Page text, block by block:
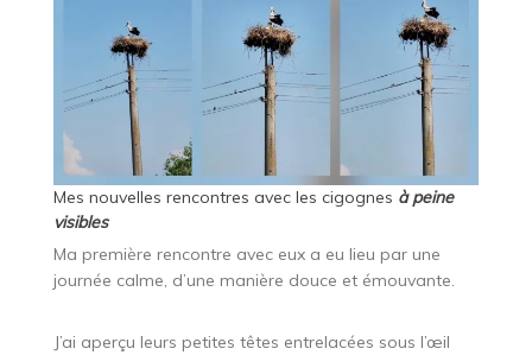
Mes nouvelles rencontres avec les cigognes à peine
visibles
Ma première rencontre avec eux a eu lieu par une
journée calme, d’une manière douce et émouvante.
J’ai aperçu leurs petites têtes entrelacées sous l’œil